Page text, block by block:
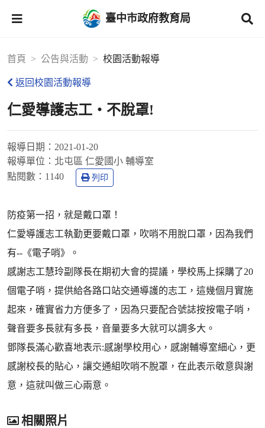
臺中市政府教育局
首頁 公告與活動 校園活動報導
返回校園活動報導
仁愛導護志工‧不脫罩!
報導日期： 2021-01-20
報導單位： 北屯區 仁愛國小 輔導室
點閱數： 1140 列印
防疫第一招，就是戴口罩！
仁愛導護志工執勤更要戴口罩，吹哨不用脫口罩，因為我們
有--《電子哨》。
感謝志工慧玲副隊長在期初大會的提議，學校馬上採購了20
個電子哨，提供給各路口站交通導護的志工，這幾個月實施
起來，確實省力方便多了，因為只要配合號誌按按電子哨，
聲音要多長就有多長，音量要多大就可以調多大。
鄧隊長滿心歡喜地表示:感謝學校用心，感謝輔導室細心，更
感謝校長的貼心，讓交通組吹哨不脫罩，在此表示敬意與謝
意，這就叫做三心兩意。
相關照片